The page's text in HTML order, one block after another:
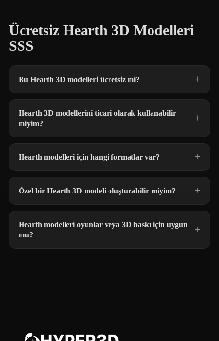
Ücretsiz Hearth 3D Modelleri
SSS
Bu Hearth 3D modelleri ücretsiz mi?
Hearth 3D modellerini ticari olarak kullanabilir
miyim?
Hearth modelleri için hangi formatlar var?
Özel bir Hearth 3D modeli oluşturabilir miyim?
Hearth modelleri oyunlar veya 3D baskı için uygun
mu?